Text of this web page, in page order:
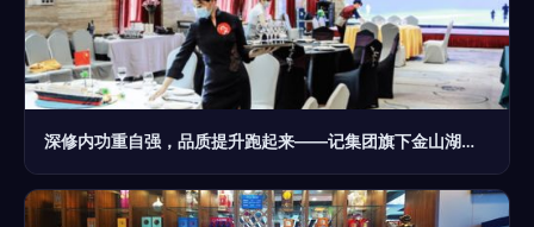
深修内功重自强，品质提升跑起来——记集团旗下金山湖酒店管理公司第四届职工技能大赛